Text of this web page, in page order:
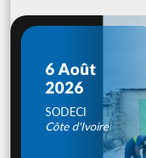
6 Août
2026
SODECI
Côte d'Ivoire